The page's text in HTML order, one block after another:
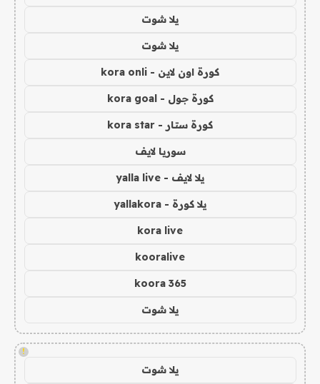
يلا شوت
يلا شوت
كورة اون لاين - kora onli
كورة جول - kora goal
كورة ستار - kora star
سوريا لايف
يلا لايف - yalla live
يلا كورة - yallakora
kora live
kooralive
koora 365
يلا شوت
!
يلا شوت